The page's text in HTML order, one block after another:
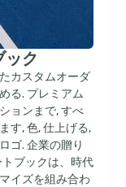
ック
カスタムオーダ
る. プレミアム
ョンまで, すべ
す, 色, 仕上げる,
ゴ. 企業の贈り
ブックは、時代
イズを組み合わ